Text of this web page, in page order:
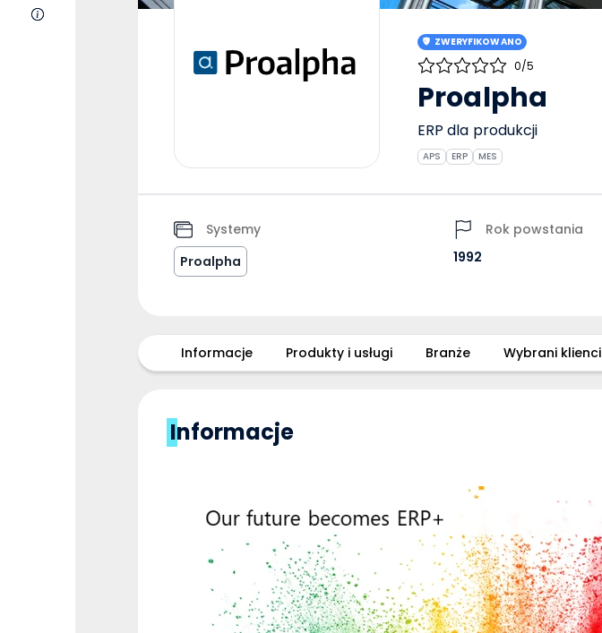
ZWERYFIKOWANO
0/5
Proalpha
ERP dla produkcji
APS ERP MES
Systemy
Proalpha
Rok powstania
1992
Informacje Produkty i usługi Branże Wybrani klienci
Informacje